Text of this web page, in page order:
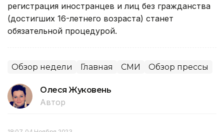
регистрация иностранцев и лиц без гражданства
(достигших 16-летнего возраста) станет
обязательной процедурой.
Обзор недели Главная СМИ Обзор прессы
Олеся Жуковень
Автор